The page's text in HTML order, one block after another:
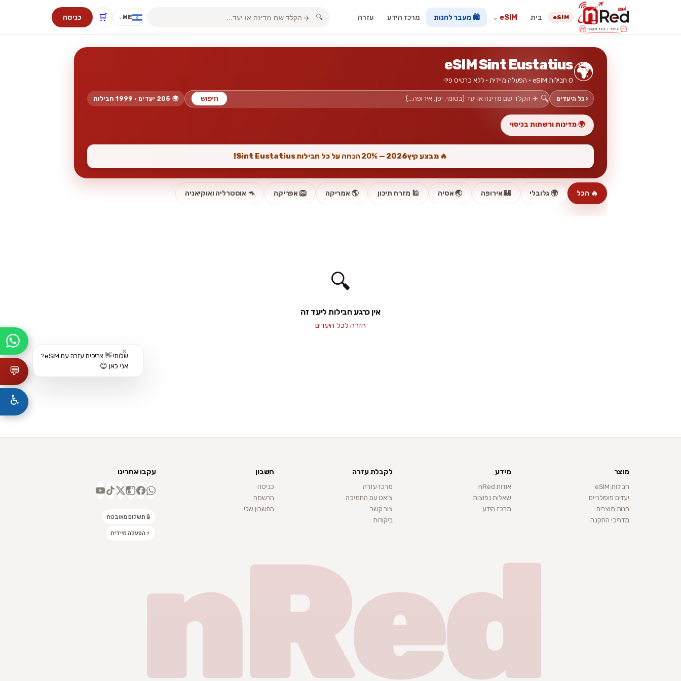
eSIM בית eSIM
⌄ 🛍️ מעבר לחנות מרכז הידע עזרה 🔍
HE
⌄
🛒 כניסה
🌍
eSIM Sint Eustatius
0 חבילות eSIM · הפעלה מיידית · ללא כרטיס פיזי
‹ כל היעדים 🔍 חיפוש 🌍 205 יעדים · 1999 חבילות
🌍 מדינות ורשתות בכיסוי
🔥 מבצע קיץ2026 — 20% הנחה על כל חבילות Sint Eustatius!
🔥 הכל 🌍 גלובלי 🏰 אירופה 🌏 אסיה 🕌 מזרח תיכון 🌎 אמריקה 🦁 אפריקה 🦘 אוסטרליה ואוקיאניה
🔍
אין כרגע חבילות ליעד זה
חזרה לכל היעדים
מוצר
חבילות eSIM
יעדים פופולריים
חנות מוצרים
מדריכי התקנה
מידע
אודות nRed
שאלות נפוצות
מרכז הידע
לקבלת עזרה
מרכז עזרה
צ׳אט עם התמיכה
צור קשר
ביקורות
חשבון
כניסה
הרשמה
החשבון שלי
עקבו אחרינו
🔒 תשלום מאובטח
⚡ הפעלה מיידיתnRed
💬
✕
שלום! 👋 צריכים עזרה עם eSIM?
אני כאן 😊
♿